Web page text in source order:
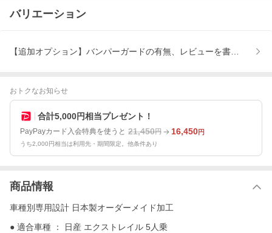
バリエーション
【追加オプション】バンパーガードの有無、レビューを書きますか?
おトクなお知らせ
合計5,000円相当プレゼント！
PayPayカード入会特典を使うと 21,450円 16,450円
うち2,000円相当は利用先・期間限定。他条件あり
商品情報
車種別専用設計 日本製オーダーメイド加工
● 適合車種 ： 日産 エクストレイル 5人乗